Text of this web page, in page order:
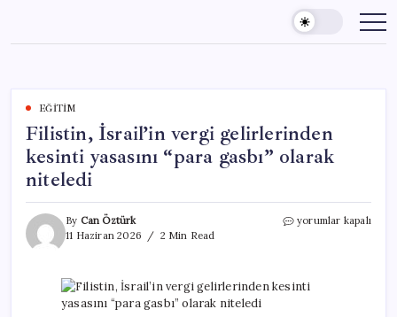
content
EĞITIM
Filistin, İsrail’in vergi gelirlerinden
kesinti yasasını “para gasbı” olarak
niteledi
By Can Öztürk
11 Haziran 2026
2 Min Read
Filistin,
kesinti
yasasını
yorumlar kapalı